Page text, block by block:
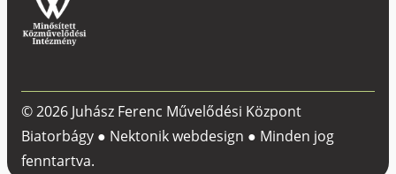
© 2026 Juhász Ferenc Művelődési Központ
Biatorbágy ● Nektonik webdesign ● Minden jog
fenntartva.